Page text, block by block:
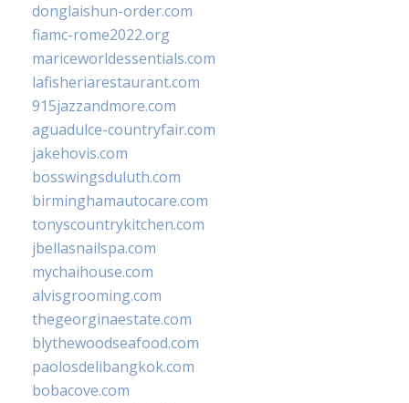
donglaishun-order.com
fiamc-rome2022.org
mariceworldessentials.com
lafisheriarestaurant.com
915jazzandmore.com
aguadulce-countryfair.com
jakehovis.com
bosswingsduluth.com
birminghamautocare.com
tonyscountrykitchen.com
jbellasnailspa.com
mychaihouse.com
alvisgrooming.com
thegeorginaestate.com
blythewoodseafood.com
paolosdelibangkok.com
bobacove.com